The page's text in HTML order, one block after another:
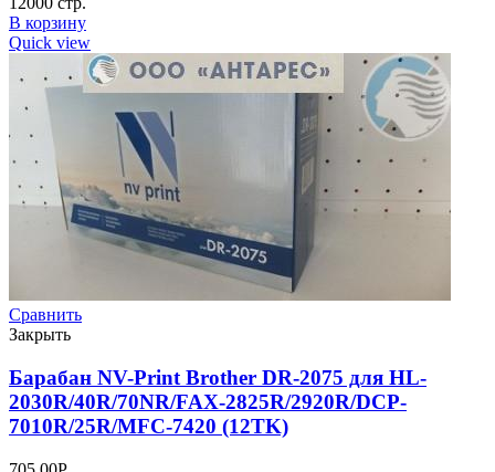
В корзину
Quick view
Сравнить
Закрыть
Барабан NV-Print Brother DR-2075 для HL-
2030R/40R/70NR/FAX-2825R/2920R/DCP-
7010R/25R/MFC-7420 (12TK)